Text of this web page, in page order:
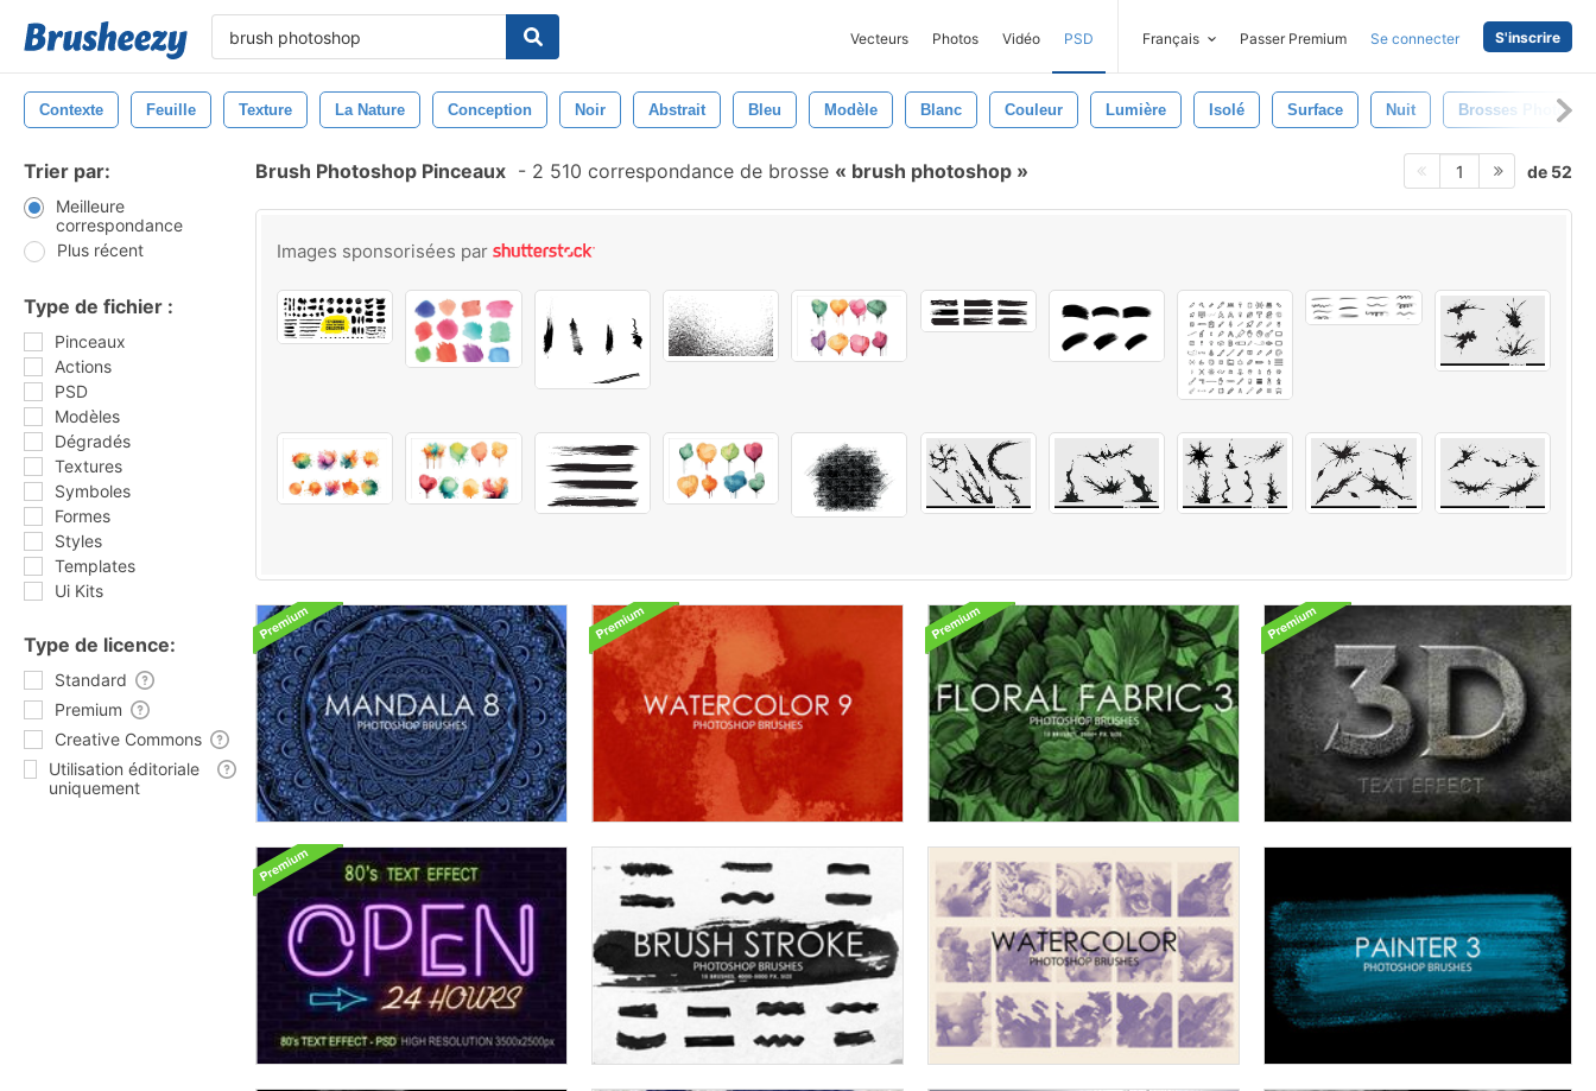
Vecteurs Photos Vidéo PSD Français Passer Premium Se connecter S'inscrire
Contexte Feuille Texture La Nature Conception Noir Abstrait Bleu Modèle Blanc Couleur Lumière Isolé Surface Nuit Brosses
Trier par:
Meilleure
correspondance
Plus récent
Type de fichier :
Pinceaux
Actions
PSD
Modèles
Dégradés
Textures
Symboles
Formes
Styles
Templates
Ui Kits
Type de licence:
Standard
Premium
Creative Commons
Utilisation éditoriale
uniquement
Brush Photoshop Pinceaux - 2 510 correspondance de brosse brush photoshop 1 de 52
Images sponsorisées par